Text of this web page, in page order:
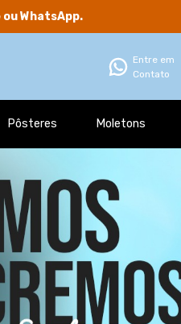
WhatsApp.
Entre em
Contato
Pôsteres Moletons